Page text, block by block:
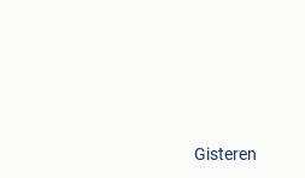
Gisteren